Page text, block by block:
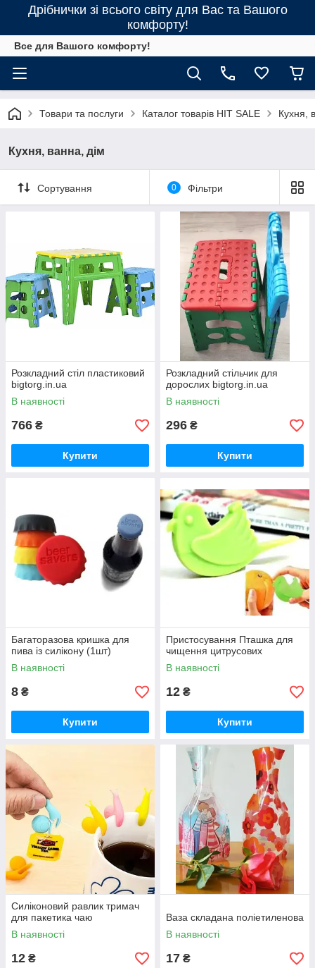
Дрібнички зі всього світу для Вас та Вашого
комфорту!
Все для Вашого комфорту!
Товари та послуги Каталог товарів HIT SALE Кухня,
Кухня, ванна, дім
Сортування 0 Фільтри
Розкладний стіл пластиковий
bigtorg.in.ua
В наявності
766 ₴
Купити
Розкладний стільчик для
дорослих bigtorg.in.ua
В наявності
296 ₴
Купити
Багаторазова кришка для
пива із силікону (1шт)
В наявності
8 ₴
Купити
Пристосування Пташка для
чищення цитрусових
В наявності
12 ₴
Купити
Силіконовий равлик тримач
для пакетика чаю
В наявності
12 ₴
Ваза складана поліетиленова
В наявності
17 ₴